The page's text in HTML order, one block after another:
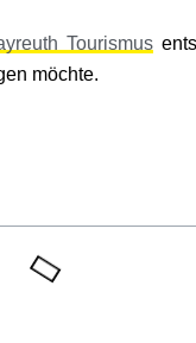
Tourismus
möchte.